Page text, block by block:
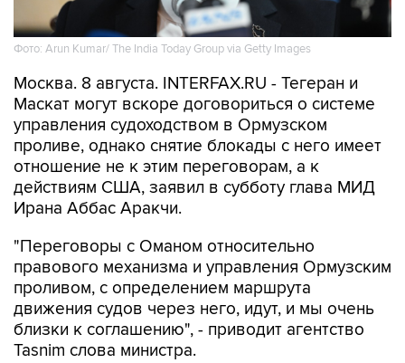
Фото: Arun Kumar/ The India Today Group via Getty Images
Москва. 8 августа. INTERFAX.RU - Тегеран и
Маскат могут вскоре договориться о системе
управления судоходством в Ормузском
проливе, однако снятие блокады с него имеет
отношение не к этим переговорам, а к
действиям США, заявил в субботу глава МИД
Ирана Аббас Аракчи.
"Переговоры с Оманом относительно
правового механизма и управления Ормузским
проливом, с определением маршрута
движения судов через него, идут, и мы очень
близки к соглашению", - приводит агентство
Tasnim слова министра.